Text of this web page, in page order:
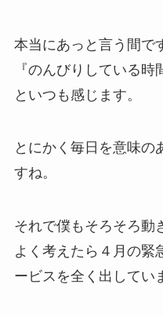
本当にあっと言う間で
『のんびりしている時
といつも感じます。
とにかく毎日を意味の
すね。
それで僕もそろそろ動
よく考えたら４月の緊
ービスを全く出してい